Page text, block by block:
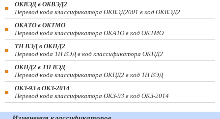
ОКВЭД в ОКВЭД2
Перевод кода классификатора ОКВЭД2001 в код ОКВЭД2
ОКАТО в ОКТМО
Перевод кода классификатора ОКАТО в код ОКТМО
ТН ВЭД в ОКПД2
Перевод кода ТН ВЭД в код классификатора ОКПД2
ОКПД2 в ТН ВЭД
Перевод кода классификатора ОКПД2 в код ТН ВЭД
ОКЗ-93 в ОКЗ-2014
Перевод кода классификатора ОКЗ-93 в код ОКЗ-2014